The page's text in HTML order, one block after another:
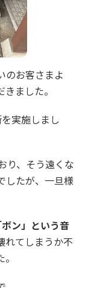
のお客さまよ
ました。
実施しまし
り、そう遠くな
したが、一旦様
ン」という音
れてしまうか不